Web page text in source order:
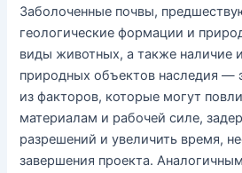
Заболоченные почвы,
геологические формации и
виды животных, а также наличие
природных объектов наследия —
из факторов, которые могут
материалам и рабочей силе,
разрешений и увеличить время,
завершения проекта.